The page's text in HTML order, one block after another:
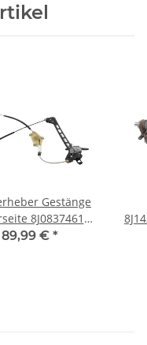
Gestänge
8J0837461D
8J elektrisch Tür
89,99 € *